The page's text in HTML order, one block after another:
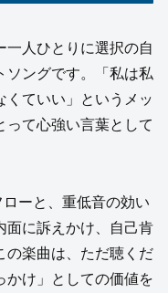
一人ひとりに選択の自
ソングです。「私は私
くていい」というメッ
って心強い言葉として
ーと、重低音の効い
面に訴えかけ、自己肯
の楽曲は、ただ聴くだ
かけ」としての価値を